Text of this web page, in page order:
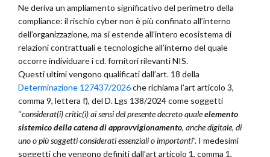
Ne deriva un ampliamento significativo del perimetro della
compliance: il rischio cyber non è più confinato all’interno
dell’organizzazione, ma si estende all’intero ecosistema di
relazioni contrattuali e tecnologiche all’interno del quale
occorre individuare i cd. fornitori rilevanti NIS.
Questi ultimi vengono qualificati dall’art. 18 della
Determinazione 127437/2026che richiama l’art articolo 3,
comma 9, lettera f), del D. Lgs 138/2024 come soggetti
“considerat(i) critic(i) ai sensi del presente decreto qualeelemento
sistemico della catena di approvvigionamento, anche digitale, di
uno o più soggetti considerati essenziali o importanti”. I medesimi
soggetti che vengono definiti dall’art articolo 1, comma 1,